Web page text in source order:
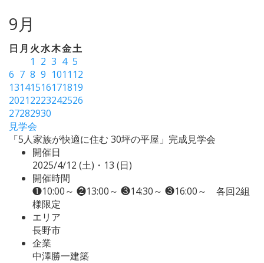
9月
日 月 火水木金土
1 2 3 4 5
6 7 8 9 1011 12
13141516171819
20212223242526
27282930
見学会
「5人家族が快適に住む 30坪の平屋」完成見学会
開催日
2025/4/12 (土)・13 (日)
開催時間
❶10:00～ ❷13:00～ ❸14:30～ ❸16:00～ 各回2組
様限定
エリア
長野市
企業
中澤勝一建築